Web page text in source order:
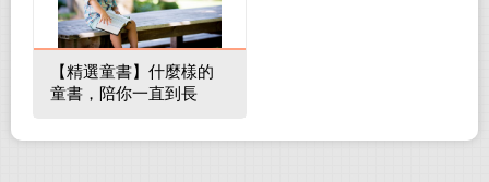
【精選童書】什麼樣的
童書，陪你一直到長